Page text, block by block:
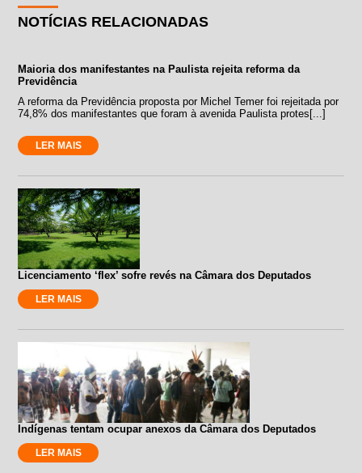
NOTÍCIAS RELACIONADAS
Maioria dos manifestantes na Paulista rejeita reforma da
Previdência
A reforma da Previdência proposta por Michel Temer foi rejeitada por
74,8% dos manifestantes que foram à avenida Paulista protes[...]
LER MAIS
Licenciamento ‘flex’ sofre revés na Câmara dos Deputados
LER MAIS
Indígenas tentam ocupar anexos da Câmara dos Deputados
LER MAIS